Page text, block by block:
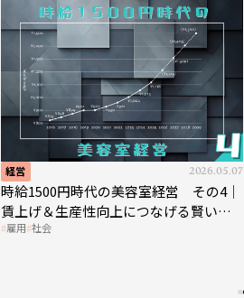
経営 2026.05.07
時給1500円時代の美容室経営 その4｜
賃上げ＆生産性向上につなげる賢い助
成金活用
雇用 社会